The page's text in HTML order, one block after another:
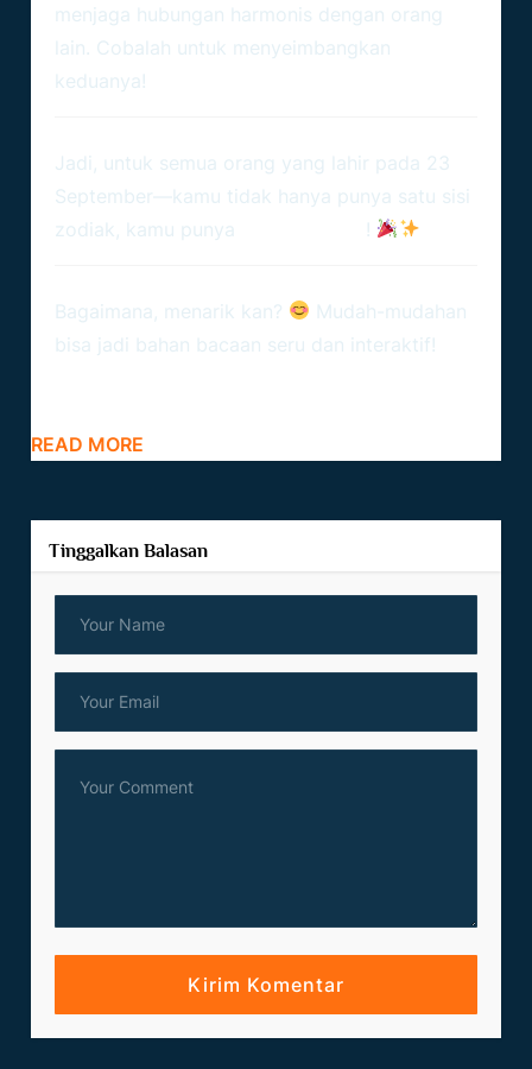
menjaga hubungan harmonis dengan orang
lain. Cobalah untuk menyeimbangkan
keduanya!
Jadi, untuk semua orang yang lahir pada 23
September—kamu tidak hanya punya satu sisi
zodiak, kamu punya
!
Bagaimana, menarik kan?
Mudah-mudahan
bisa jadi bahan bacaan seru dan interaktif!
READ MORE
Tinggalkan Balasan